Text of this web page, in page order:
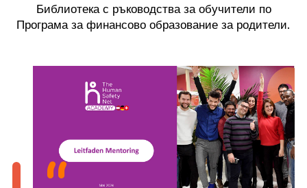
Библиотека с ръководства за обучители по
Програма за финансово образование за родители.